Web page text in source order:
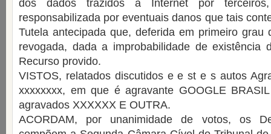
dos dados trazidos à Internet por
responsabilizada por eventuais danos que tais
Tutela antecipada que, deferida em primeiro grau
revogada, dada a improbabilidade de existência
Recurso provido.
VISTOS, relatados discutidos e e st e s autos
xxxxxxxx, em que é agravante GOOGLE
agravados XXXXXX E OUTRA.
ACORDAM, por unanimidade de votos, os